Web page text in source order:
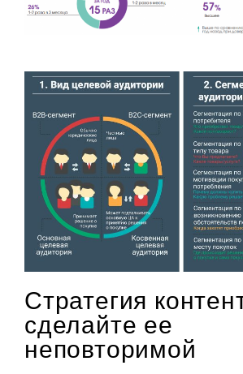
Стратегия
сделайте ее
неповторимой